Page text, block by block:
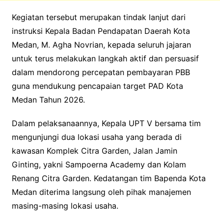
Kegiatan tersebut merupakan tindak lanjut dari
instruksi Kepala Badan Pendapatan Daerah Kota
Medan, M. Agha Novrian, kepada seluruh jajaran
untuk terus melakukan langkah aktif dan persuasif
dalam mendorong percepatan pembayaran PBB
guna mendukung pencapaian target PAD Kota
Medan Tahun 2026.
Dalam pelaksanaannya, Kepala UPT V bersama tim
mengunjungi dua lokasi usaha yang berada di
kawasan Komplek Citra Garden, Jalan Jamin
Ginting, yakni Sampoerna Academy dan Kolam
Renang Citra Garden. Kedatangan tim Bapenda Kota
Medan diterima langsung oleh pihak manajemen
masing-masing lokasi usaha.